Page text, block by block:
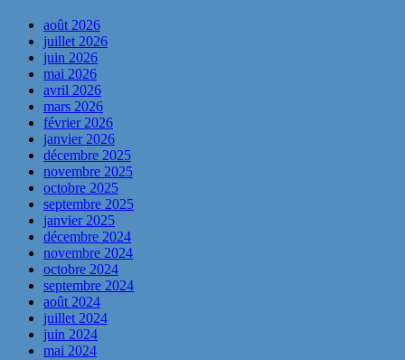
août 2026
juillet 2026
juin 2026
mai 2026
avril 2026
mars 2026
février 2026
janvier 2026
décembre 2025
novembre 2025
octobre 2025
septembre 2025
janvier 2025
décembre 2024
novembre 2024
octobre 2024
septembre 2024
août 2024
juillet 2024
juin 2024
mai 2024